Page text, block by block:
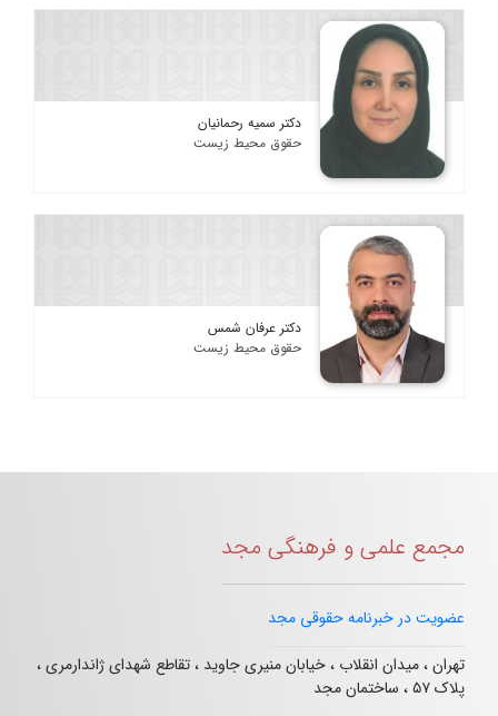
دکتر سمیه رحمانیان
حقوق محیط زیست
دکتر عرفان شمس
حقوق محیط زیست
مجمع علمی و فرهنگی مجد
عضویت در خبرنامه حقوقی مجد
تهران ، میدان انقلاب ، خیابان منیری جاوید ، تقاطع شهدای ژاندارمری ،
پلاک ۵۷ ، ساختمان مجد